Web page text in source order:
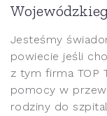
Jesteśmy
powiecie jeśli
z tym firma TOP
pomocy w
rodziny do